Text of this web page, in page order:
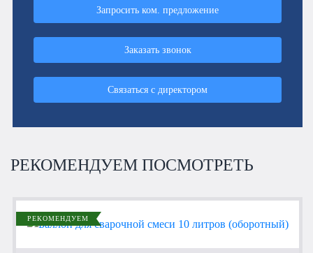
Запросить ком. предложение
Заказать звонок
Связаться с директором
РЕКОМЕНДУЕМ ПОСМОТРЕТЬ
РЕКОМЕНДУЕМ